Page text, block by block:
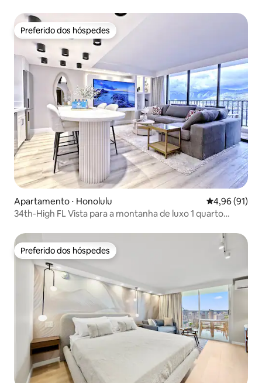
Preferido dos hóspedes
Preferido dos hóspedes
Apartamento ⋅ Honolulu 4,96 de uma
4,96 (91)
34th-High FL Vista para a montanha de luxo 1 quarto
Preferido dos hóspedes
Preferido dos hóspedes